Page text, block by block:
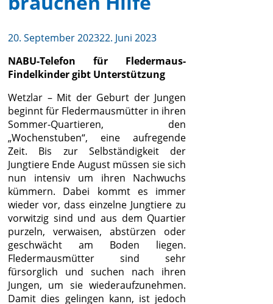
20. September 202322. Juni 2023
NABU-Telefon für Fledermaus-
Findelkinder gibt Unterstützung
Wetzlar – Mit der Geburt der Jungen
beginnt für Fledermausmütter in ihren
Sommer-Quartieren, den
„Wochenstuben“, eine aufregende
Zeit. Bis zur Selbständigkeit der
Jungtiere Ende August müssen sie sich
nun intensiv um ihren Nachwuchs
kümmern. Dabei kommt es immer
wieder vor, dass einzelne Jungtiere zu
vorwitzig sind und aus dem Quartier
purzeln, verwaisen, abstürzen oder
geschwächt am Boden liegen.
Fledermausmütter sind sehr
fürsorglich und suchen nach ihren
Jungen, um sie wiederaufzunehmen.
Damit dies gelingen kann, ist jedoch